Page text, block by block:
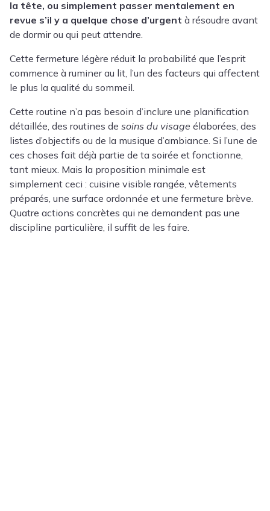
la tête, ou simplement passer mentalement en
revue s’il y a quelque chose d’urgent à résoudre avant
de dormir ou qui peut attendre.
Cette fermeture légère réduit la probabilité que l’esprit
commence à ruminer au lit, l’un des facteurs qui affectent
le plus la qualité du sommeil.
Cette routine n’a pas besoin d’inclure une planification
détaillée, des routines de soins du visage élaborées, des
listes d’objectifs ou de la musique d’ambiance. Si l’une de
ces choses fait déjà partie de ta soirée et fonctionne,
tant mieux. Mais la proposition minimale est
simplement ceci : cuisine visible rangée, vêtements
préparés, une surface ordonnée et une fermeture brève.
Quatre actions concrètes qui ne demandent pas une
discipline particulière, il suffit de les faire.